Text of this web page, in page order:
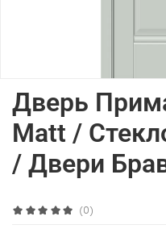
(0)
Дверь
Matt /
/ Двери